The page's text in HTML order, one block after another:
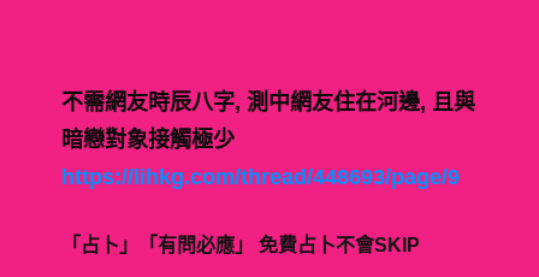
不需網友時辰八字, 測中網友住在河邊, 且與
暗戀對象接觸極少
https://lihkg.com/thread/448693/page/9
「占卜」「有問必應」 免費占卜不會SKIP